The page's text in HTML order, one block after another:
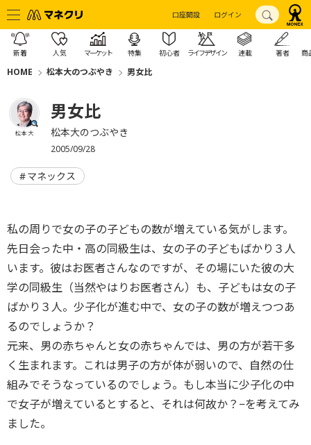
口座開設 ログイン
新着 人気 マーケット 特集 初心者 ライフデザイン 連載 著者 商
HOME 松本大のつぶやき 男女比
松本 大
男女比
松本大のつぶやき
2005/09/28
マネックス
私の周りで女の子の子どもの数が増えている気がします。
先日会った中・高の同級生は、女の子の子どもばかり３人
います。彼はお医者さんなのですが、その場にいた彼の大
学の同級生（当然やはりお医者さん）も、子どもは女の子
ばかり３人。少子化が進む中で、女の子の数が増えつつあ
るのでしょうか？
元来、男の赤ちゃんと女の赤ちゃんでは、男の方が若干多
く生まれます。これは男子の方が体が弱いので、自然の仕
組みでそうなっているのでしょう。もし本当に少子化の中
で女子が増えているとすると、それは何故か？−を考えてみ
ました。